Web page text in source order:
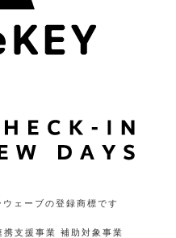
ェーブの登録商標です
支援事業 補助対象事業